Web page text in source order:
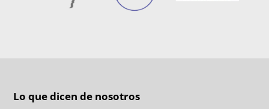
Lo que dicen de nosotros